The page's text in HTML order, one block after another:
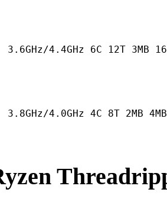
3.6GHz/4.4GHz 6C 12T 3MB
3.8GHz/4.0GHz 4C 8T 2MB